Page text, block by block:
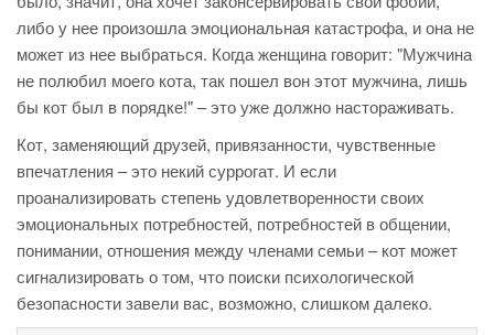
либо у нее произошла эмоциональная катастрофа, и она не
может из нее выбраться. Когда женщина говорит: "Мужчина
не полюбил моего кота, так пошел вон этот мужчина, лишь
бы кот был в порядке!" – это уже должно настораживать.
Кот, заменяющий друзей, привязанности, чувственные
впечатления – это некий суррогат. И если
проанализировать степень удовлетворенности своих
эмоциональных потребностей, потребностей в общении,
понимании, отношения между членами семьи – кот может
сигнализировать о том, что поиски психологической
безопасности завели вас, возможно, слишком далеко.